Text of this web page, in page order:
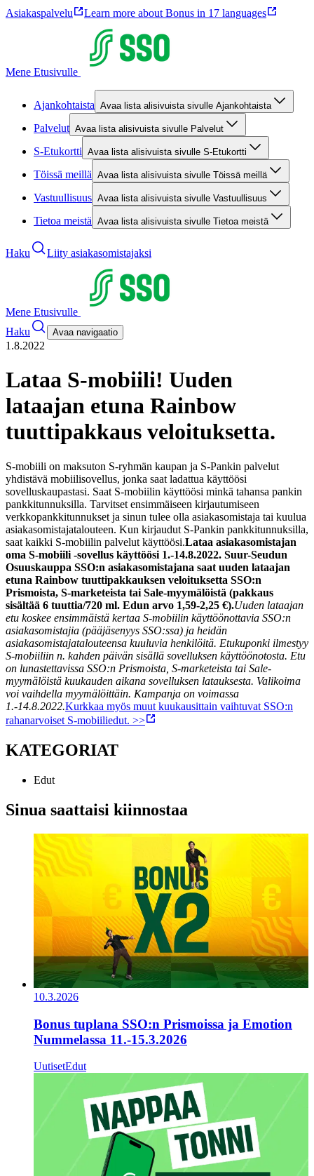
Asiakaspalvelu Learn more about Bonus in 17 languages
Mene Etusivulle
Ajankohtaista Avaa lista alisivuista sivulle Ajankohtaista
Palvelut Avaa lista alisivuista sivulle Palvelut
S-Etukortti Avaa lista alisivuista sivulle S-Etukortti
Töissä meillä Avaa lista alisivuista sivulle Töissä meillä
Vastuullisuus Avaa lista alisivuista sivulle Vastuullisuus
Tietoa meistä Avaa lista alisivuista sivulle Tietoa meistä
Haku Liity asiakasomistajaksi
Mene Etusivulle
Haku
Avaa navigaatio
1.8.2022
Lataa S-mobiili! Uuden
lataajan etuna Rainbow
tuuttipakkaus veloituksetta.
S-mobiili on maksuton S-ryhmän kaupan ja S-Pankin palvelut
yhdistävä mobiilisovellus, jonka saat ladattua käyttöösi
sovelluskaupastasi. Saat S-mobiilin käyttöösi minkä tahansa pankin
pankkitunnuksilla. Tarvitset ensimmäiseen kirjautumiseen
verkkopankkitunnukset ja sinun tulee olla asiakasomistaja tai kuulua
asiakasomistajatalouteen. Kun kirjaudut S-Pankin pankkitunnuksilla,
saat kaikki S-mobiilin palvelut käyttöösi.Lataa asiakasomistajan
oma S-mobiili -sovellus käyttöösi 1.-14.8.2022. Suur-Seudun
Osuuskauppa SSO:n asiakasomistajana saat uuden lataajan
etuna Rainbow tuuttipakkauksen veloituksetta SSO:n
Prismoista, S-marketeista tai Sale-myymälöistä (pakkaus
sisältää 6 tuuttia/720 ml. Edun arvo 1,59-2,25 €).Uuden lataajan
etu koskee ensimmäistä kertaa S-mobiilin käyttöönottavia SSO:n
asiakasomistajia (pääjäsenyys SSO:ssa) ja heidän
asiakasomistajatalouteensa kuuluvia henkilöitä. Etukuponki ilmestyy
S-mobiiliin n. kahden päivän sisällä sovelluksen käyttöönotosta. Etu
on lunastettavissa SSO:n Prismoista, S-marketeista tai Sale-
myymälöistä kuukauden aikana sovelluksen latauksesta. Valikoima
voi vaihdella myymälöittäin. Kampanja on voimassa
1.-14.8.2022.Kurkkaa myös muut kuukausittain vaihtuvat SSO:n
rahanarvoiset S-mobiiliedut. >>
KATEGORIAT
Edut
Sinua saattaisi kiinnostaa
10.3.2026
Bonus tuplana SSO:n Prismoissa ja Emotion
Nummelassa 11.-15.3.2026
UutisetEdut